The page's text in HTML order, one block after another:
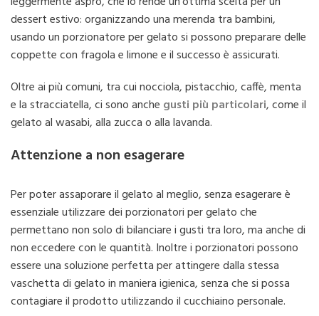
dessert estivo: organizzando una merenda tra bambini,
usando un porzionatore per gelato si possono preparare delle
coppette con fragola e limone e il successo è assicurati.
Oltre ai più comuni, tra cui nocciola, pistacchio, caffè, menta
e la stracciatella, ci sono anche gusti più particolari, come il
gelato al wasabi, alla zucca o alla lavanda.
Attenzione a non esagerare
Per poter assaporare il gelato al meglio, senza esagerare è
essenziale utilizzare dei porzionatori per gelato che
permettano non solo di bilanciare i gusti tra loro, ma anche di
non eccedere con le quantità. Inoltre i porzionatori possono
essere una soluzione perfetta per attingere dalla stessa
vaschetta di gelato in maniera igienica, senza che si possa
contagiare il prodotto utilizzando il cucchiaino personale.